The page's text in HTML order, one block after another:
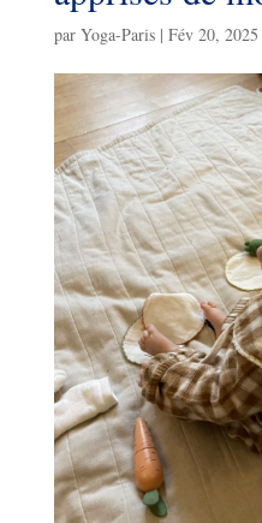
par Yoga-Paris| Fév 20, 2025